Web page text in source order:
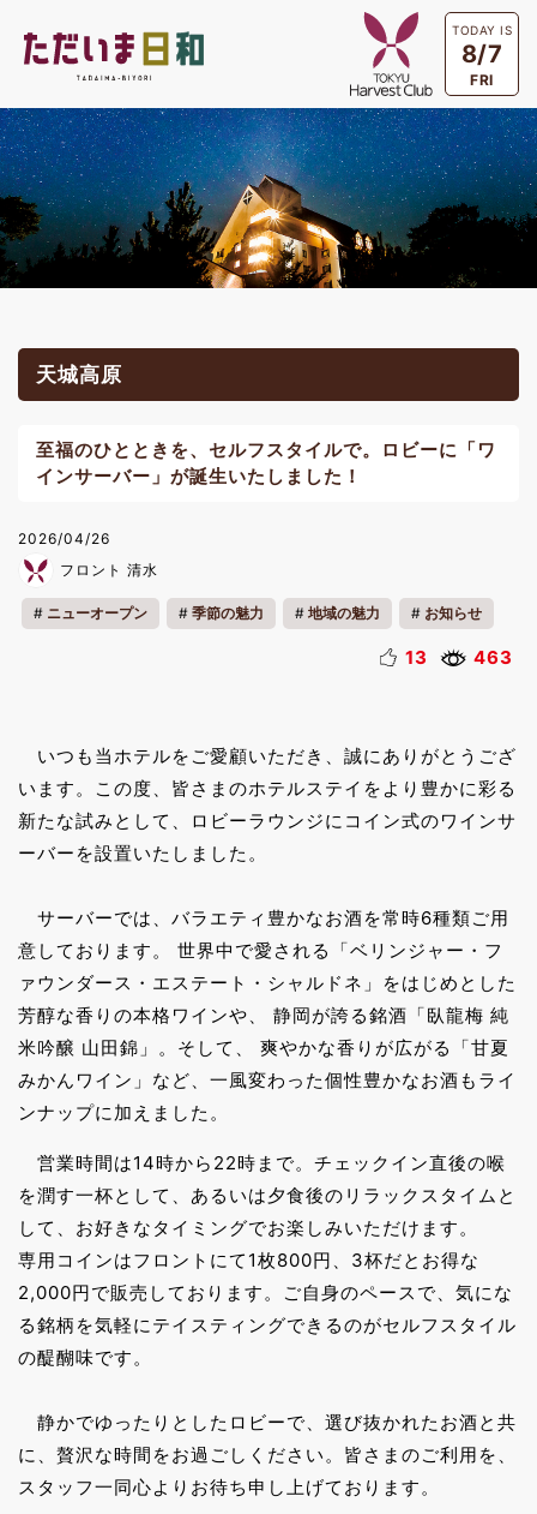
TODAY IS
8/7
FRI
天城高原
至福のひとときを、セルフスタイルで。ロビーに「ワ
インサーバー」が誕生いたしました！
2026/04/26
フロント 清水
ニューオープン 季節の魅力 地域の魅力 お知らせ
13 463
いつも当ホテルをご愛顧いただき、誠にありがとうござ
います。この度、皆さまのホテルステイをより豊かに彩る
新たな試みとして、ロビーラウンジにコイン式のワインサ
ーバーを設置いたしました。
サーバーでは、バラエティ豊かなお酒を常時6種類ご用
意しております。 世界中で愛される「ベリンジャー・フ
ァウンダース・エステート・シャルドネ」をはじめとした
芳醇な香りの本格ワインや、 静岡が誇る銘酒「臥龍梅 純
米吟醸 山田錦」。そして、 爽やかな香りが広がる「甘夏
みかんワイン」など、一風変わった個性豊かなお酒もライ
ンナップに加えました。
営業時間は14時から22時まで。チェックイン直後の喉
を潤す一杯として、あるいは夕食後のリラックスタイムと
して、お好きなタイミングでお楽しみいただけます。
専用コインはフロントにて1枚800円、3杯だとお得な
2,000円で販売しております。ご自身のペースで、気にな
る銘柄を気軽にテイスティングできるのがセルフスタイル
の醍醐味です。
静かでゆったりとしたロビーで、選び抜かれたお酒と共
に、贅沢な時間をお過ごしください。皆さまのご利用を、
スタッフ一同心よりお待ち申し上げております。